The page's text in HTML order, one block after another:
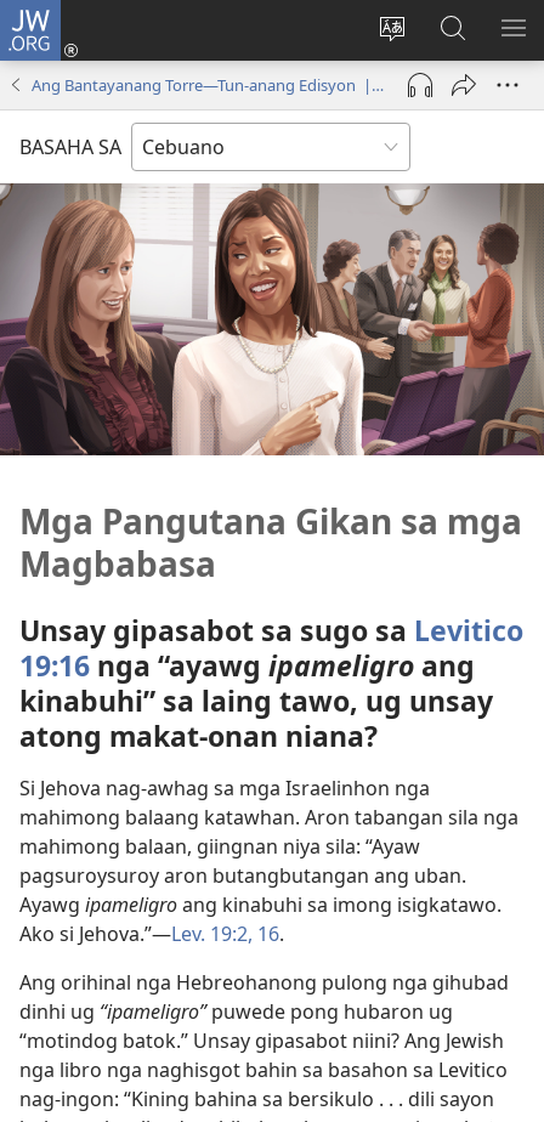
JW.ORG
Ilisi
ang
pinulongan
sa
site
Log
(mo-
open
ug
ong
window)
Pangitaa
sa
JW.ORG
Ang Bantayanang Torre—Tun-anang Edisyon | Disyembre 2021
BASAHA SA
Mga Pangutana Gikan sa mga
Magbabasa
Unsay gipasabot sa sugo sa Levitico
19:16 nga “ayawg ipameligro ang
kinabuhi” sa laing tawo, ug unsay
atong makat-onan niana?
Si Jehova nag-awhag sa mga Israelinhon nga
mahimong balaang katawhan. Aron tabangan sila nga
mahimong balaan, giingnan niya sila: “Ayaw
pagsuroysuroy aron butangbutangan ang uban.
Ayawg ipameligroang kinabuhi sa imong isigkatawo.
Ako si Jehova.”—Lev. 19:2, 16.
Ang orihinal nga Hebreohanong pulong nga gihubad
dinhi ug “ipameligro”puwede pong hubaron ug
“motindog batok.” Unsay gipasabot niini? Ang Jewish
nga libro nga naghisgot bahin sa basahon sa Levitico
nag-ingon: “Kining bahina sa bersikulo . . . dili sayon